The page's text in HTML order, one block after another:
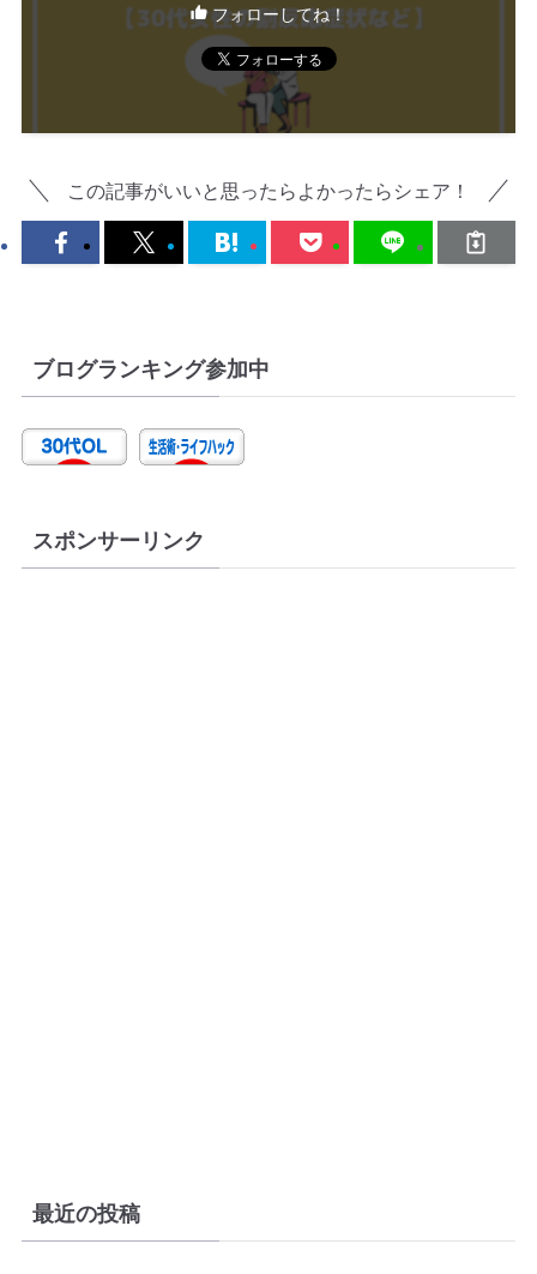
フォローしてね！
この記事がいいと思ったらよかったらシェア！
ブログランキング参加中
スポンサーリンク
最近の投稿